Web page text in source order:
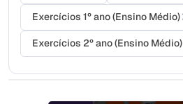
Exercícios 1º ano (Ensino Médio)
Exercícios 2º ano (Ensino Médio)